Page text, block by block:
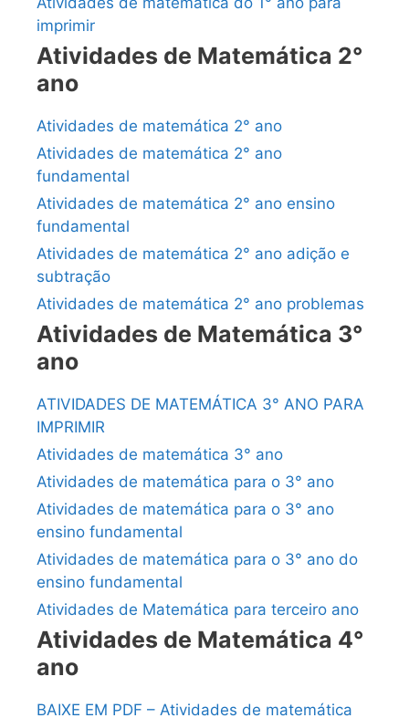
imprimir
Atividades de Matemática 2°
ano
Atividades de matemática 2° ano
Atividades de matemática 2° ano
fundamental
Atividades de matemática 2° ano ensino
fundamental
Atividades de matemática 2° ano adição e
subtração
Atividades de matemática 2° ano problemas
Atividades de Matemática 3°
ano
ATIVIDADES DE MATEMÁTICA 3° ANO PARA
IMPRIMIR
Atividades de matemática 3° ano
Atividades de matemática para o 3° ano
Atividades de matemática para o 3° ano
ensino fundamental
Atividades de matemática para o 3° ano do
ensino fundamental
Atividades de Matemática para terceiro ano
Atividades de Matemática 4°
ano
BAIXE EM PDF – Atividades de matemática